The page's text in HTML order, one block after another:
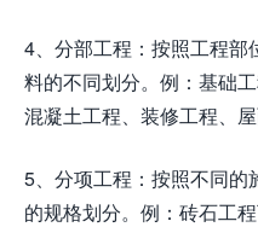
4、分部工程：按照工程
料的不同划分。例：基础
混凝土工程、装修工程、屋
5、分项工程：按照不同的
的规格划分。例：砖石工